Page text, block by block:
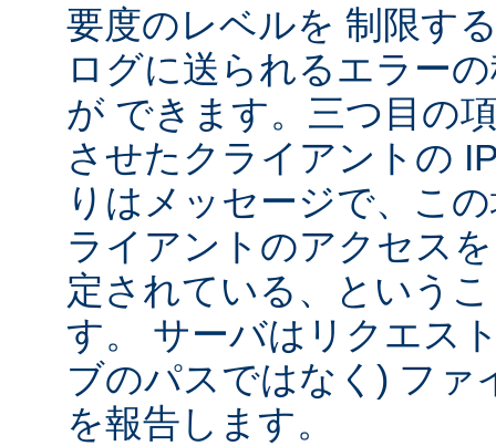
要度のレベルを 制限す
ログに送られるエラー
が できます。三つ目の
させたクライアントの
りはメッセージで、こ
ライアントのアクセス
定されている、という
す。 サーバはリクエス
ブのパスではなく) ファ
を報告します。